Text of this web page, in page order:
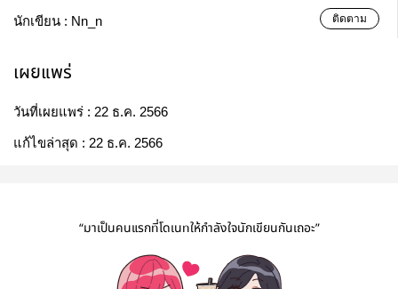
นักเขียน : Nn_n ติดตาม
เผยแพร่
วันที่เผยแพร่ : 22 ธ.ค. 2566
แก้ไขล่าสุด : 22 ธ.ค. 2566
“มาเป็นคนแรกที่โดเนทให้กำลังใจนักเขียนกันเถอะ”